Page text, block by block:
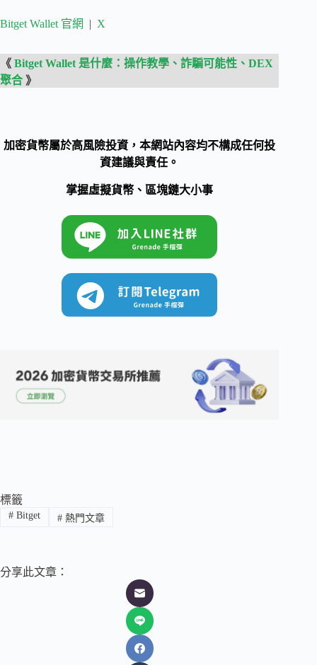
Bitget Wallet 官網 | X
《 Bitget Wallet 是什麼：操作教學、詐騙可能性、DEX
聚合 》
加密貨幣屬於高風險投資，本網站內容均不構成任何投
資建議與責任。
掌握虛擬貨幣、區塊鏈大小事
標籤
#Bitget #熱門文章
分享此文章：